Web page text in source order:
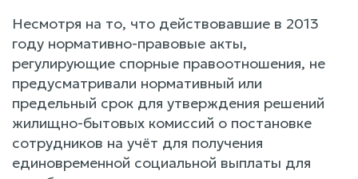
Несмотря на то, что действовавшие в 2013
году нормативно-правовые акты,
регулирующие спорные правоотношения, не
предусматривали нормативный или
предельный срок для утверждения решений
жилищно-бытовых комиссий о постановке
сотрудников на учёт для получения
единовременной социальной выплаты для